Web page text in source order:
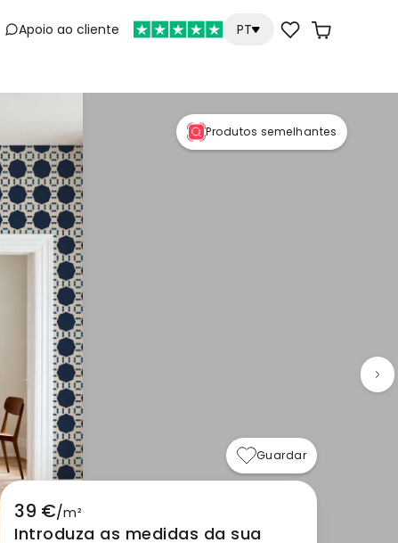
Apoio ao cliente PT
Produtos semelhantes
Guardar
39 €/m²
Introduza as medidas da sua